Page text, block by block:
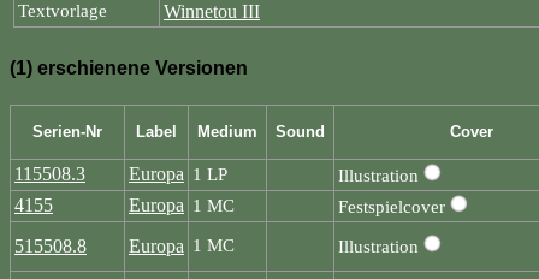
Textvorlage
Winnetou III
(1) erschienene Versionen
Serien-Nr Label Medium Sound Cover
115508.3 Europa 1 LP Illustration
4155 Europa 1 MC Festspielcover
515508.8 Europa 1 MC Illustration